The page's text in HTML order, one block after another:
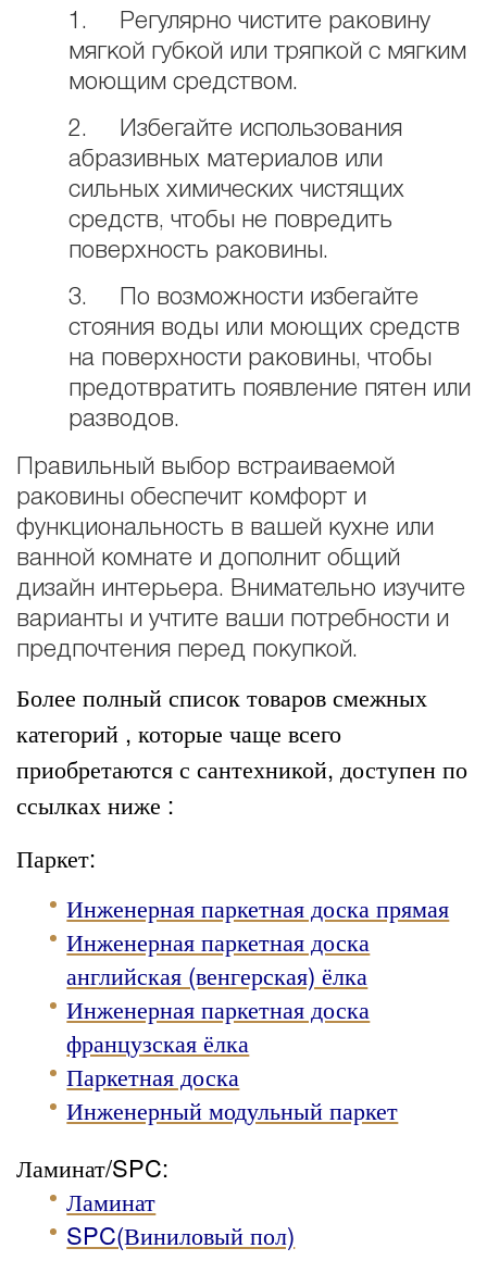
1. Регулярно чистите раковину
мягкой губкой или тряпкой с мягким
моющим средством.
2. Избегайте использования
абразивных материалов или
сильных химических чистящих
средств, чтобы не повредить
поверхность раковины.
3. По возможности избегайте
стояния воды или моющих средств
на поверхности раковины, чтобы
предотвратить появление пятен или
разводов.
Правильный выбор встраиваемой
раковины обеспечит комфорт и
функциональность в вашей кухне или
ванной комнате и дополнит общий
дизайн интерьера. Внимательно изучите
варианты и учтите ваши потребности и
предпочтения перед покупкой.
Более полный список товаров смежных
категорий , которые чаще всего
приобретаются с сантехникой, доступен по
ссылках ниже :
Паркет:
Инженерная паркетная доска прямая
Инженерная паркетная доска
английская (венгерская) ёлка
Инженерная паркетная доска
французская ёлка
Паркетная доска
Инженерный модульный паркет
Ламинат/SPC:
Ламинат
SPC(Виниловый пол)